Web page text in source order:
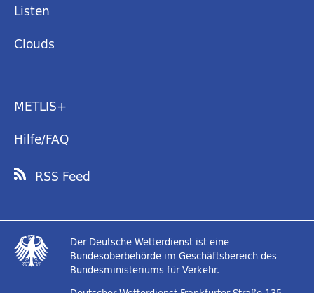
Listen
Clouds
METLIS+
Hilfe/FAQ
RSS Feed
Der Deutsche Wetterdienst ist eine
Bundesoberbehörde im Geschäftsbereich des
Bundesministeriums für Verkehr.